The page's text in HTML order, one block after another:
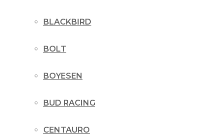
BLACKBIRD
BOLT
BOYESEN
BUD RACING
CENTAURO